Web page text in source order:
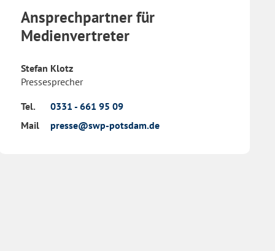
Ansprechpartner für
Medienvertreter
Stefan Klotz
Pressesprecher
Tel.
0331 - 661 95 09
Mail
presse@swp-potsdam.de